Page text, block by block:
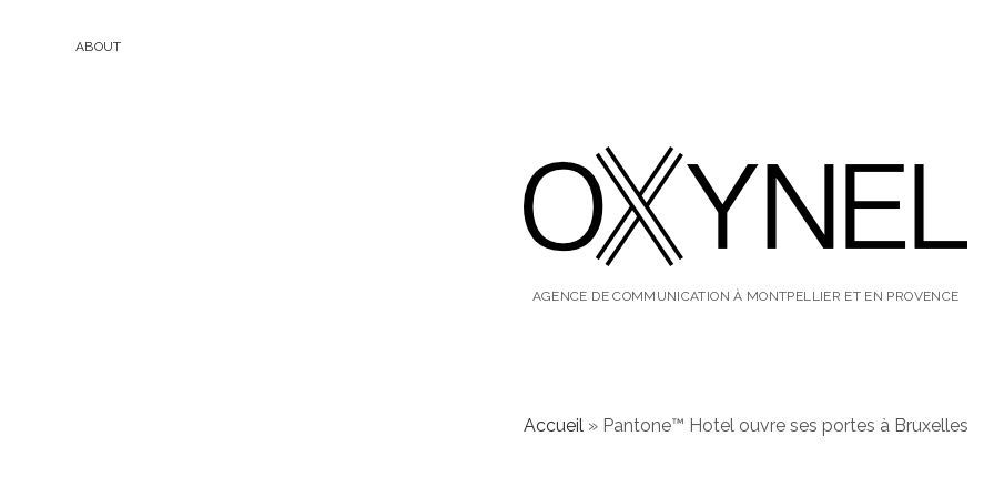
ABOUT
oxynel,
le
blog
AGENCE DE COMMUNICATION À MONTPELLIER ET EN PROVENCE
Accueil» Pantone™ Hotel ouvre ses portes à Bruxelles